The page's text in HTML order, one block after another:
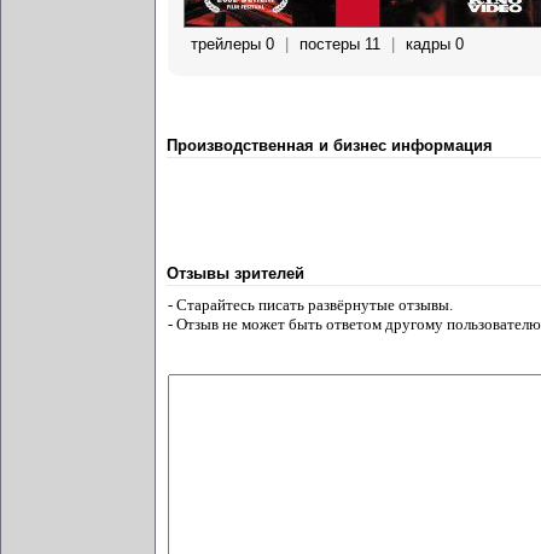
трейлеры 0 постеры 11 кадры 0
Производственная и бизнес информация
Отзывы зрителей
- Старайтесь писать развёрнутые отзывы.
- Отзыв не может быть ответом другому